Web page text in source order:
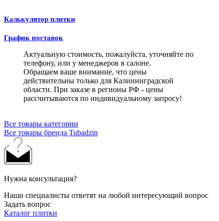
Калькулятор плитки
График поставок
Актуальную стоимость, пожалуйста, уточняйте по
телефону, или у менеджеров в салоне.
Обращаем ваше внимание, что цены
действительны только для Калининградской
области. При заказе в регионы РФ - цены
рассчитываются по индивидуальному запросу!
Все товары категории
Все товары бренда Tubadzin
Нужна консультация?
Наши специалисты ответят на любой интересующий вопрос
Задать вопрос
Каталог плитки